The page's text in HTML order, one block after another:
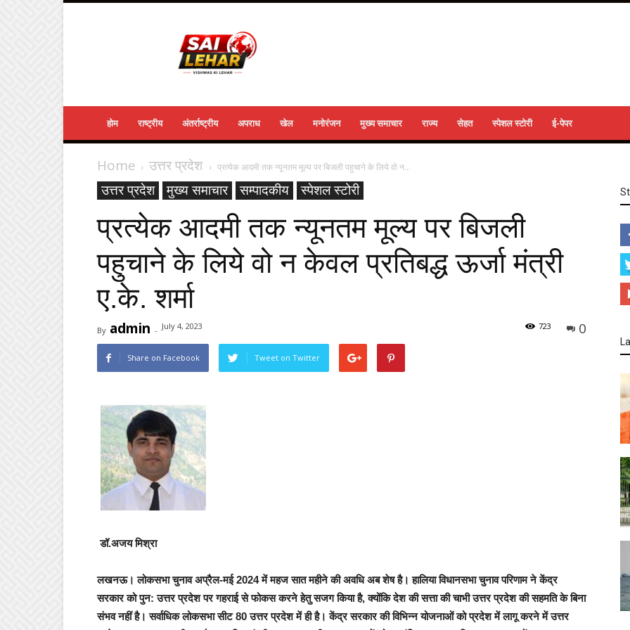
होम राष्ट्रीय अंतर्राष्ट्रीय अपराध खेल मनोरंजन मुख्य समाचार राज्य सेहत स्पेशल स्टोरी ई-पेपर
Home उत्तर प्रदेश प्रत्येक आदमी तक न्यूनतम मूल्य पर बिजली पहुचाने के लिये वो न...
उत्तर प्रदेश मुख्य समाचार सम्पादकीय स्पेशल स्टोरी
प्रत्येक आदमी तक न्यूनतम मूल्य पर बिजली
पहुचाने के लिये वो न केवल प्रतिबद्ध ऊर्जा मंत्री
ए.के. शर्मा
By admin - July 4, 2023 0
723
Share on Facebook Tweet on Twitter
डॉ.अजय मिश्रा
लखनऊ। लोकसभा चुनाव अप्रैल-मई 2024 में महज सात महीने की अवधि अब शेष है। हालिया विधानसभा चुनाव परिणाम ने केंद्र
सरकार को पुन: उत्तर प्रदेश पर गहराई सेफोकसकरने हेतु सजग किया है, क्योंकि देश की सत्ता की चाभी उत्तर प्रदेश की सहमति के बिना
संभव नहीं है। सर्वाधिक लोकसभा सीट 80 उत्तर प्रदेश में ही है। केंद्र सरकार की विभिन्न योजनाओं को प्रदेश में लागू करने में उत्तर